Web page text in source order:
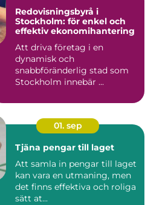
Redovisningsbyrå i
Stockholm: för enkel och
effektiv ekonomihantering
Att driva företag i en
dynamisk och
snabbföränderlig stad som
Stockholm innebär ...
01. sep
Tjäna pengar till laget
Att samla in pengar till laget
kan vara en utmaning, men
det finns effektiva och roliga
sätt at...